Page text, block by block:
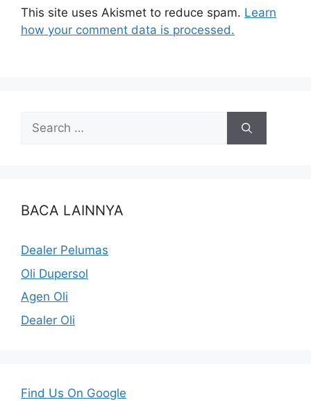
This site uses Akismet to reduce spam. Learn
how your comment data is processed.
BACA LAINNYA
Dealer Pelumas
Oli Dupersol
Agen Oli
Dealer Oli
Find Us On Google